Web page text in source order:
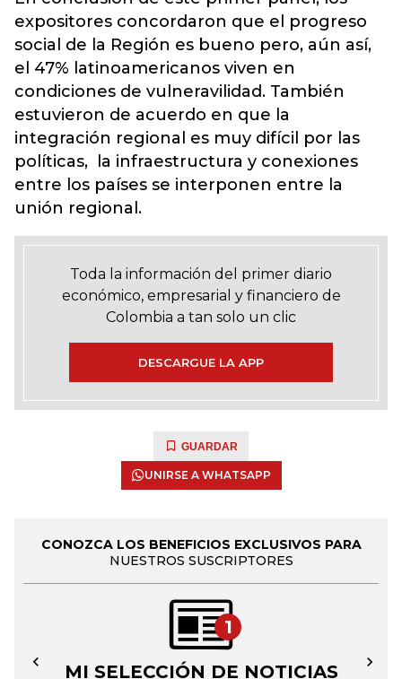
expositores concordaron que el progreso
social de la Región es bueno pero, aún así,
el 47% latinoamericanos viven en
condiciones de vulneravilidad. También
estuvieron de acuerdo en que la
integración regional es muy difícil por las
políticas, la infraestructura y conexiones
entre los países se interponen entre la
unión regional.
Toda la información del primer diario
económico, empresarial y financiero de
Colombia a tan solo un clic
DESCARGUE LA APP
GUARDAR
UNIRSE A WHATSAPP
CONOZCA LOS BENEFICIOS EXCLUSIVOS PARA
NUESTROS SUSCRIPTORES
1
MI SELECCIÓN DE NOTICIAS
← →